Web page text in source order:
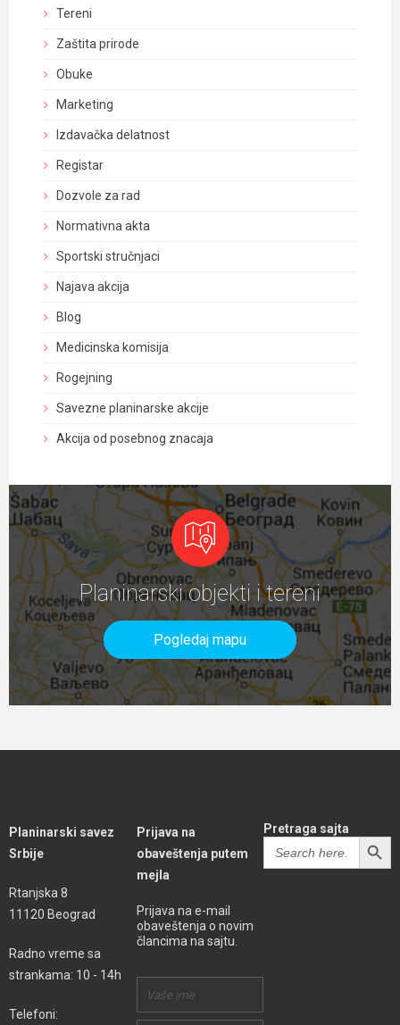
Tereni
Zaštita prirode
Obuke
Marketing
Izdavačka delatnost
Registar
Dozvole za rad
Normativna akta
Sportski stručnjaci
Najava akcija
Blog
Medicinska komisija
Rogejning
Savezne planinarske akcije
Akcija od posebnog znacaja
Planinarski objekti i tereni
Pogledaj mapu
Planinarski savez
Srbije
Rtanjska 8
11120 Beograd
Radno vreme sa
strankama: 10 - 14h
Telefoni:
Prijava na
obaveštenja putem
mejla
Prijava na e-mail
obaveštenja o novim
člancima na sajtu.
Pretraga sajta
Search
for:
SEARCH